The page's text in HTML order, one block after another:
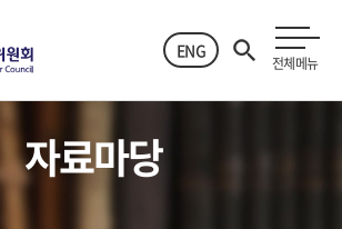
ENG
전체메뉴
자료마당